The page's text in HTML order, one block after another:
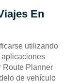
En
utilizando
Route Planner
de vehículo